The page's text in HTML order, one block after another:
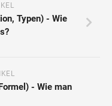
Typen) - Wie
- Wie man